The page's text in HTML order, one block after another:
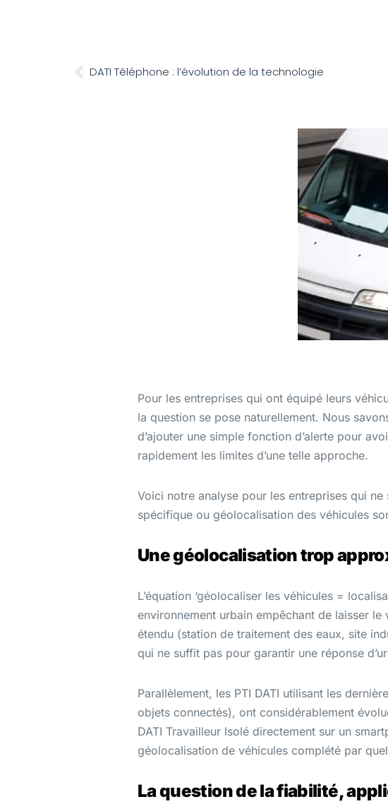
DATI Téléphone : l’évolution de la technologie
Pour les entreprises qui ont équipé leurs
la question se pose naturellement. Nous
d’ajouter une simple fonction d’alerte pour
rapidement les limites d’une telle approche.
Voici notre analyse pour les entreprises qui
spécifique ou géolocalisation des véhicules
Une géolocalisation trop
L’équation ‘géolocaliser les véhicules =
environnement urbain empêchant de laisser le
étendu (station de traitement des eaux, site
qui ne suffit pas pour garantir une réponse
Parallèlement, les PTI DATI utilisant les
objets connectés), ont considérablement
DATI Travailleur Isolé directement sur un
géolocalisation de véhicules complété par
La question de la fiabilité,